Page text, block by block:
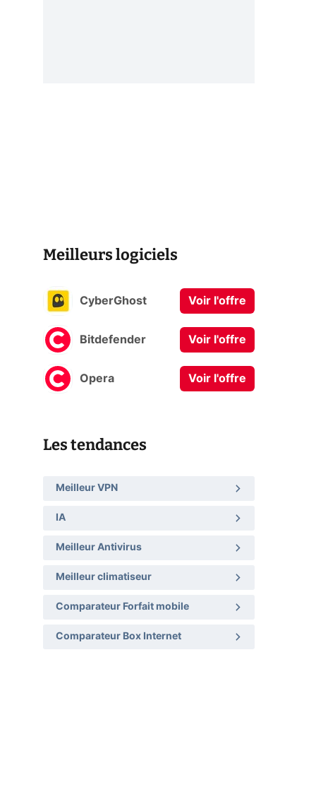
Meilleurs logiciels
CyberGhost Voir l'offre
Bitdefender Voir l'offre
Opera Voir l'offre
Les tendances
Meilleur VPN
IA
Meilleur Antivirus
Meilleur climatiseur
Comparateur Forfait mobile
Comparateur Box Internet